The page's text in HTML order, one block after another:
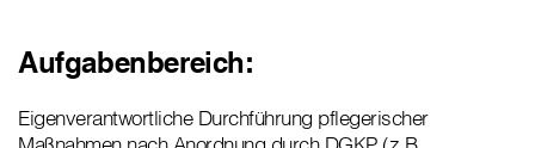
Aufgabenbereich:
Eigenverantwortliche Durchführung pflegerischer